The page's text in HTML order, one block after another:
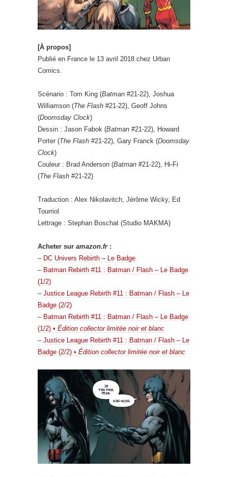
[À propos]
Publié en France le 13 avril 2018 chez Urban
Comics.
Scénario : Tom King (Batman #21-22), Joshua
Williamson (The Flash #21-22), Geoff Johns
(Doomsday Clock)
Dessin : Jason Fabok (Batman #21-22), Howard
Porter (The Flash #21-22), Gary Franck (Doomsday
Clock)
Couleur : Brad Anderson (Batman #21-22), Hi-Fi
(The Flash #21-22)
Traduction : Alex Nikolavitch, Jérôme Wicky, Ed
Tourriol
Lettrage : Stephan Boschat (Studio MAKMA)
Acheter sur amazon.fr:
– DC Univers Rebirth – Le Badge
– Batman Rebirth #11 : Batman / Flash – Le Badge
(1/2)
– Justice League Rebirth #11 : Batman / Flash – Le
Badge (2/2)
– Batman Rebirth #11 : Batman / Flash – Le Badge
(1/2) • Édition collector limitée noir et blanc
– Justice League Rebirth #11 : Batman / Flash – Le
Badge (2/2) • Édition collector limitée noir et blanc